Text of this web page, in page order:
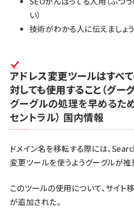
い）
技術がわかる人に伝えましょう
アドレス変更ツールはすべ
対しても使用すること（グー
グーグルの処理を早めるた
セントラル） 国内情報
ドメイン名を移転する際には、
変更ツールを使うようグーグルが推
このツールの使用について、サイト
が追加された。